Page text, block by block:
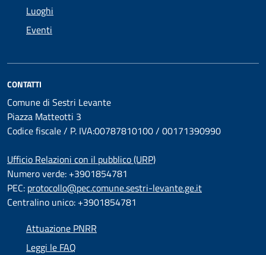
Luoghi
Eventi
CONTATTI
Comune di Sestri Levante
Piazza Matteotti 3
Codice fiscale / P. IVA:00787810100 / 00171390990
Ufficio Relazioni con il pubblico (URP)
Numero verde: +3901854781
PEC: protocollo@pec.comune.sestri-levante.ge.it
Centralino unico: +3901854781
Attuazione PNRR
Leggi le FAQ